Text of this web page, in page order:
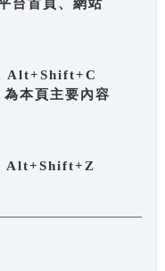
台首頁、網站
Alt+Shift+C
本頁主要內容
Alt+Shift+Z